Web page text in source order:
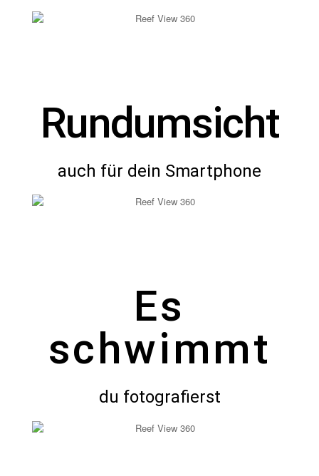
Rundumsicht
auch für dein Smartphone
Es
schwimmt
du fotografierst